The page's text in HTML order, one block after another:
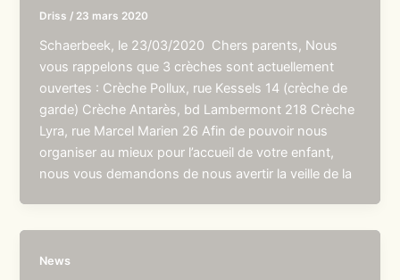
Driss / 23 mars 2020
Schaerbeek, le 23/03/2020 Chers parents, Nous
vous rappelons que 3 crèches sont actuellement
ouvertes : Crèche Pollux, rue Kessels 14 (crèche de
garde) Crèche Antarès, bd Lambermont 218 Crèche
Lyra, rue Marcel Marien 26 Afin de pouvoir nous
organiser au mieux pour l’accueil de votre enfant,
nous vous demandons de nous avertir la veille de la
News